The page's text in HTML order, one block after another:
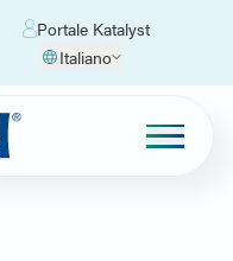
Portale Katalyst
Italiano